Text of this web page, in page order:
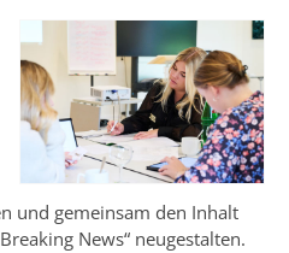
und gemeinsam den Inhalt
News“ neugestalten.